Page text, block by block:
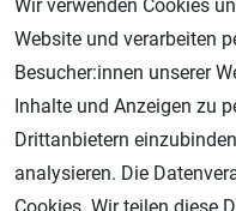
AGB Widerrufsrecht
Unsere weiteren
Airbrush-City
Fachhandel für:
Modellbau-City
Wir verwenden Cookies
Website und verarbeiten
Besucher:innen unserer
Inhalte und Anzeigen zu
Drittanbietern
analysieren. Die